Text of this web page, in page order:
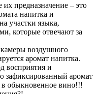
предназначение – это
напитка и
участки языка,
которые отвечают за
камеры воздушного
аромат напитка.
восприятия и
зафиксированный аромат
в обыкновенное вино!!!